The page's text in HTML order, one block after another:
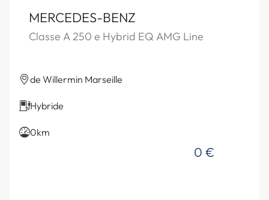
MERCEDES-BENZ
Classe A 250 e Hybrid EQ AMG Line
de Willermin Marseille
Hybride
0km
0 €